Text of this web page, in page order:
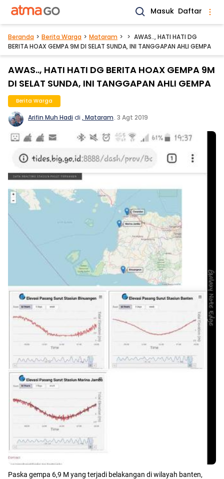
Masuk Daftar
Beranda Berita Warga Mataram
AWAS.., HATI HATI DG
BERITA HOAX GEMPA 9M DI SELAT SUNDA, INI TANGGAPAN AHLI GEMPA
AWAS.., HATI HATI DG BERITA HOAX GEMPA 9M
DI SELAT SUNDA, INI TANGGAPAN AHLI GEMPA
Berita Warga
Arifin Muh Hadidi , Mataram. 3 Agt 2019
Paska gempa 6,9 M yang terjadi belakangan di wilayah banten,